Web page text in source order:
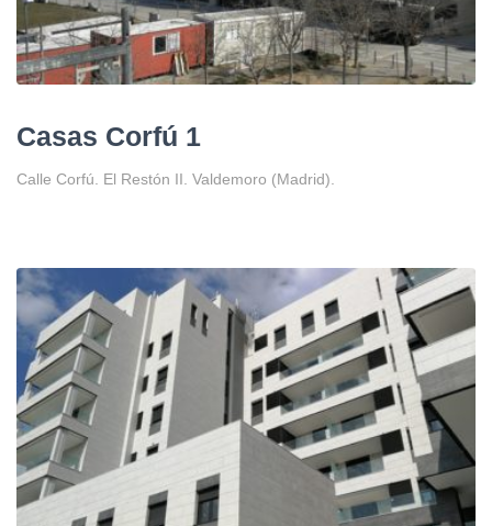
Casas Corfú 1
Calle Corfú. El Restón II. Valdemoro (Madrid).